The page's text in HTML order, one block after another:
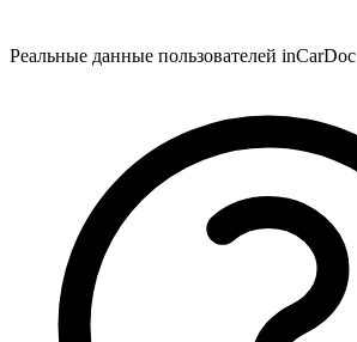
Реальные данные пользователей inCarDoc